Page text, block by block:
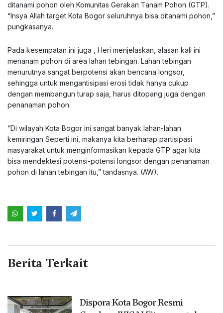
ditanami pohon oleh Komunitas Gerakan Tanam Pohon (GTP).
“Insya Allah target Kota Bogor seluruhnya bisa ditanami pohon,”
pungkasanya.
Pada kesempatan ini juga , Heri menjelaskan, alasan kali ini
menanam pohon di area lahan tebingan. Lahan tebingan
menurutnya sangat berpotensi akan bencana longsor,
sehingga untuk mengantisipasi erosi tidak hanya cukup
dengan membangun turap saja, harus ditopang juga dengan
penanaman pohon.
“Di wilayah Kota Bogor ini sangat banyak lahan-lahan
kemiringan Seperti ini, makanya kita berharap partisipasi
masyarakat untuk menginformasikan kepada GTP agar kita
bisa mendektesi potensi-potensi longsor dengan penanaman
pohon di lahan tebingan itu,” tandasnya. (AW).
Berita Terkait
Dispora Kota Bogor Resmi